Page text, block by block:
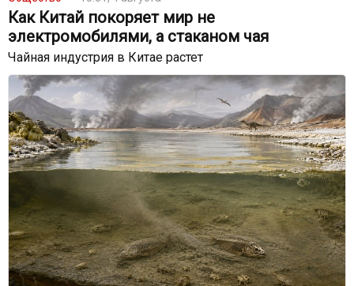
Как Китай покоряет мир не
электромобилями, а стаканом чая
Чайная индустрия в Китае растет